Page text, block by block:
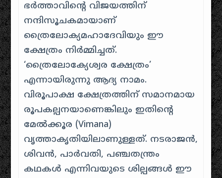
ഭർത്താവിന്റെ വിജയത്തിന്
നന്ദിസൂചകമായാണ്
ത്രൈലോക്യമഹാദേവിയും ഈ
ക്ഷേത്രം നിർമ്മിച്ചത്.
‘ത്രൈലോക്യേശ്വര ക്ഷേത്രം’
എന്നായിരുന്നു ആദ്യ നാമം.
വിരൂപാക്ഷ ക്ഷേത്രത്തിന് സമാനമായ
രൂപകല്പനയാണെങ്കിലും ഇതിന്റെ
മേൽക്കൂര (Vimana)
വൃത്താകൃതിയിലാണുള്ളത്. നടരാജൻ,
ശിവൻ, പാർവതി, പഞ്ചതന്ത്രം
കഥകൾ എന്നിവയുടെ ശില്പങ്ങൾ ഈ